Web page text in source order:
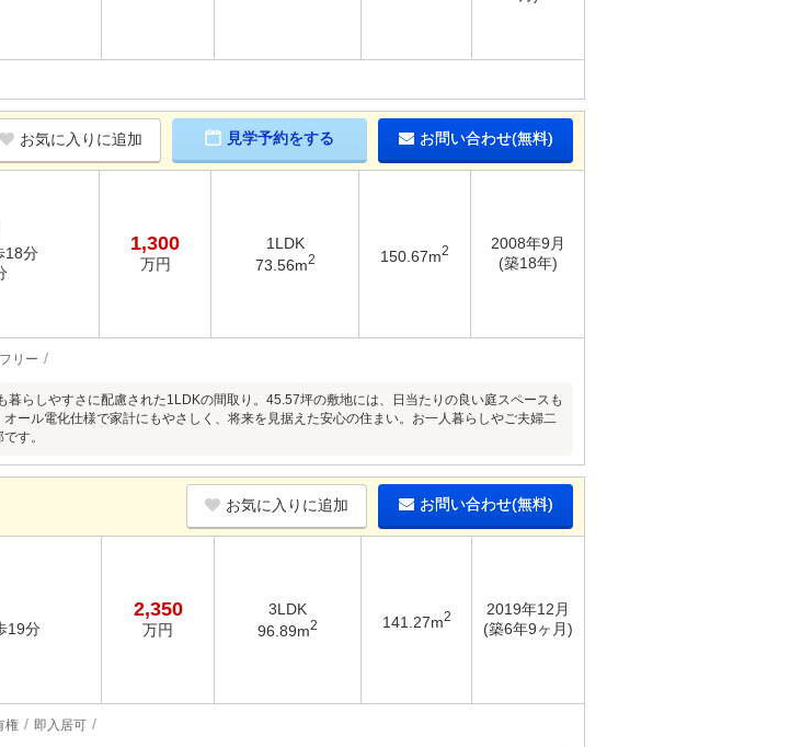
お気に入りに追加 見学予約をする お問い合わせ(無料)
18分
1,300
万円
1LDK
73.56m2 150.67m2
2008年9月
(築18年)
リー
らしやすさに配慮された1LDKの間取り。45.57坪の敷地には、日当たりの良い庭スペースも
ール電化仕様で家計にもやさしく、将来を見据えた安心の住まい。お一人暮らしやご夫婦二
す。
お気に入りに追加 お問い合わせ(無料)
19分
2,350
万円
3LDK
96.89m2 141.27m2
2019年12月
(築6年9ヶ月)
権 即入居可